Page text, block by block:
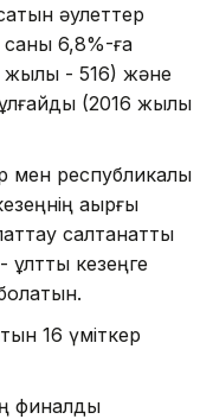
әулеттер
саны 6,8%-ға
жылы - 516) және
(2016 жылы
республикалық
ақырғы
салтанатты
ұлттық кезеңге
16 үміткер
финалдық